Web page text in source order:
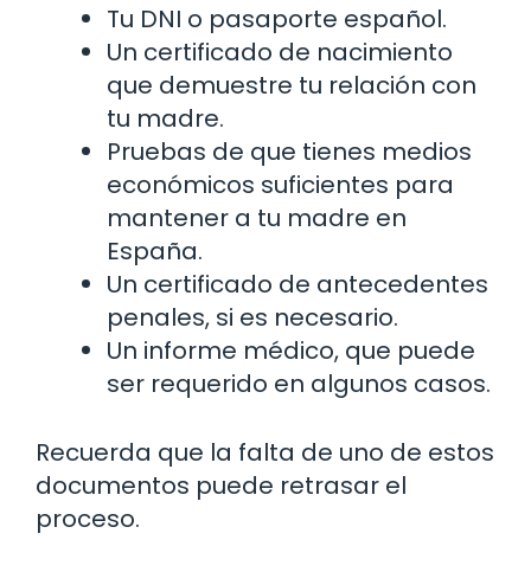
Tu DNI o pasaporte español.
Un certificado de nacimiento
que demuestre tu relación con
tu madre.
Pruebas de que tienes medios
económicos suficientes para
mantener a tu madre en
España.
Un certificado de antecedentes
penales, si es necesario.
Un informe médico, que puede
ser requerido en algunos casos.
Recuerda que la falta de uno de estos
documentos puede retrasar el
proceso.